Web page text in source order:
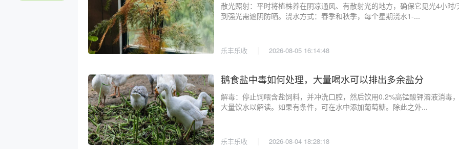
散光照射：平时将植株养在阴凉通风、有散射光的地方，确保它见光4小时/
到强光需遮阴防晒。浇水方式：春季和秋季，每个星期浇水1-...
乐丰乐收 2026-08-05 16:14:48
鹅食盐中毒如何处理，大量喝水可以排出多余盐分
解毒：停止饲喂含盐饲料，并冲洗口腔，然后饮用0.2%高锰酸钾溶液消毒
大量饮水以解读。如果有条件，可在水中添加葡萄糖。除此之外...
乐丰乐收 2026-08-04 18:28:18